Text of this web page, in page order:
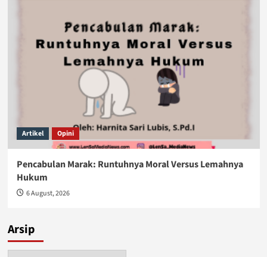
Artikel Opini
Pencabulan Marak: Runtuhnya Moral Versus Lemahnya
Hukum
6 August, 2026
Arsip